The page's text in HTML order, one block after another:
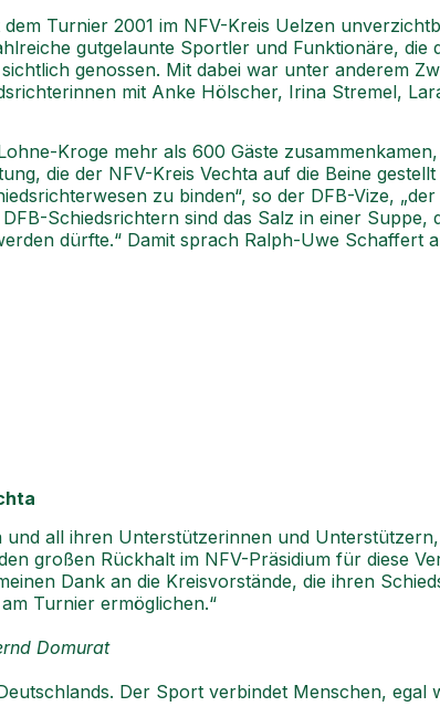
Turnier 2001 im NFV-Kreis Uelzen
gutgelaunte Sportler und Funktionäre, die
genossen. Mit dabei war unter anderem
mit Anke Hölscher, Irina Stremel,
Kroge mehr als 600 Gäste
die der NFV-Kreis Vechta auf die Beine
zu binden“, so der DFB-Vize,
Schiedsrichtern sind das Salz in einer Suppe,
dürfte.“ Damit sprach Ralph-Uwe Schaffert
und all ihren Unterstützerinnen und
großen Rückhalt im NFV-Präsidium für diese
Dank an die Kreisvorstände, die ihren
Turnier ermöglichen.“
Domurat
Der Sport verbindet Menschen,